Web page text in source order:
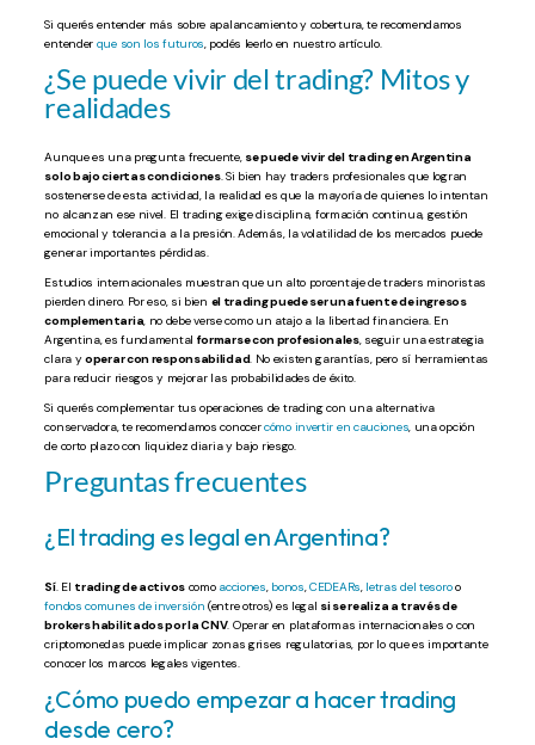
Si querés entender más sobre apalancamiento y cobertura, te recomendamos
entender que son los futuros , podés leerlo en nuestro artículo.
¿Se puede vivir del trading? Mitos y
realidades
Aunque es una pregunta frecuente, se puede vivir del trading en Argentina
solo bajo ciertas condiciones. Si bien hay traders profesionales que logran
sostenerse de esta actividad, la realidad es que la mayoría de quienes lo intentan
no alcanzan ese nivel. El trading exige disciplina, formación continua, gestión
emocional y tolerancia a la presión. Además, la volatilidad de los mercados puede
generar importantes pérdidas.
Estudios internacionales muestran que un alto porcentaje de traders minoristas
pierden dinero. Por eso, si bien el trading puede ser una fuente de ingresos
complementaria , no debe verse como un atajo a la libertad financiera. En
Argentina, es fundamental formarse con profesionales, seguir una estrategia
clara yoperar con responsabilidad. No existen garantías, pero sí herramientas
para reducir riesgos y mejorar las probabilidades de éxito.
Si querés complementar tus operaciones de trading con una alternativa
conservadora, te recomendamos conocer cómo invertir en cauciones , una opción
de corto plazo con liquidez diaria y bajo riesgo.
Preguntas frecuentes
¿El trading es legal en Argentina?
Sí. El trading de activoscomo acciones bonos ,CEDEARs letras del tesoroo
fondos comunes de inversión (entre otros) es legal si se realiza a través de
brokers habilitados por la CNV. Operar en plataformas internacionales o con
criptomonedas puede implicar zonas grises regulatorias, por lo que es importante
conocer los marcos legales vigentes.
¿Cómo puedo empezar a hacer trading
desde cero?